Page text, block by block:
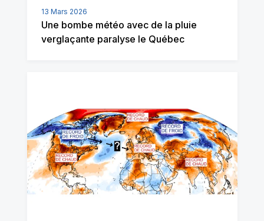
13 Mars 2026
Une bombe météo avec de la pluie
verglaçante paralyse le Québec